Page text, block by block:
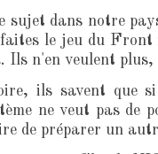
dans notre
le jeu du
Ils n'en veulent plus,
ils savent
ne veut pas
de préparer un